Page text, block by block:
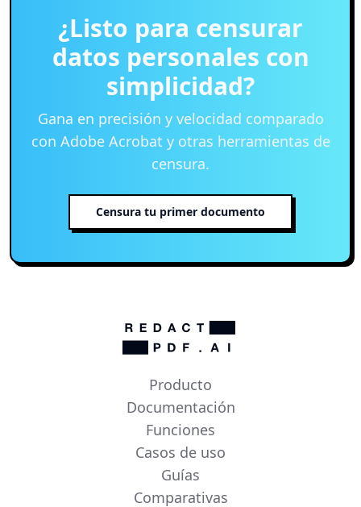
¿Listo para censurar
datos personales con
simplicidad?
Gana en precisión y velocidad comparado
con Adobe Acrobat y otras herramientas de
censura.
Censura tu primer documento
Producto
Documentación
Funciones
Casos de uso
Guías
Comparativas